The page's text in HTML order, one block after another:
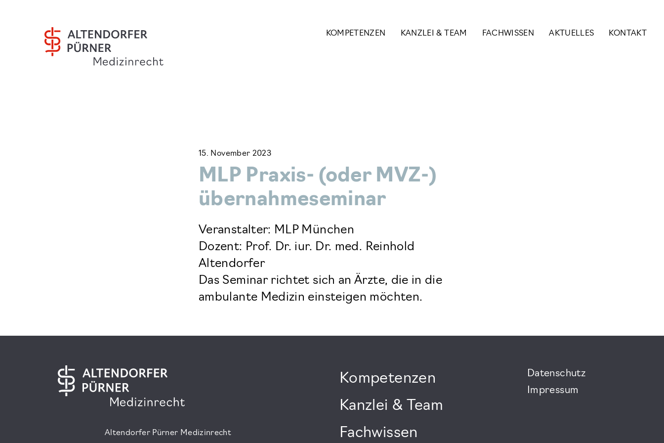
KOMPETENZEN KANZLEI & TEAM FACHWISSEN AKTUELLES KONTAKT
15. November 2023
MLP Praxis- (oder MVZ-)
übernahmeseminar
Veranstalter: MLP München
Dozent: Prof. Dr. iur. Dr. med. Reinhold
Altendorfer
Das Seminar richtet sich an Ärzte, die in die
ambulante Medizin einsteigen möchten.
Altendorfer Pürner Medizinrecht
Kompetenzen
Kanzlei & Team
Fachwissen
Datenschutz
Impressum